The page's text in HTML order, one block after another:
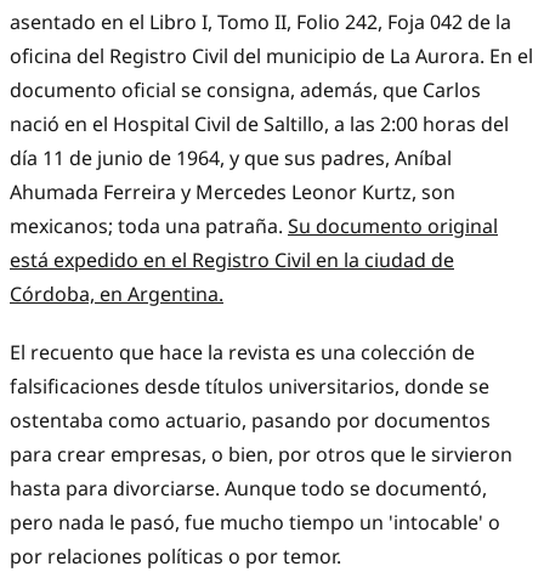
asentado en el Libro I, Tomo II, Folio 242, Foja 042 de la
oficina del Registro Civil del municipio de La Aurora. En el
documento oficial se consigna, además, que Carlos
nació en el Hospital Civil de Saltillo, a las 2:00 horas del
día 11 de junio de 1964, y que sus padres, Aníbal
Ahumada Ferreira y Mercedes Leonor Kurtz, son
mexicanos; toda una patraña. Su documento original
está expedido en el Registro Civil en la ciudad de
Córdoba, en Argentina.
El recuento que hace la revista es una colección de
falsificaciones desde títulos universitarios, donde se
ostentaba como actuario, pasando por documentos
para crear empresas, o bien, por otros que le sirvieron
hasta para divorciarse. Aunque todo se documentó,
pero nada le pasó, fue mucho tiempo un 'intocable' o
por relaciones políticas o por temor.